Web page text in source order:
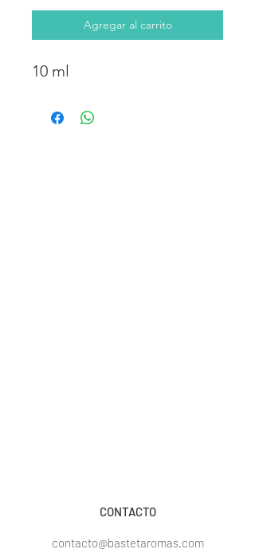
Agregar al carrito
10 ml
contacto@bastetaromas.com
CONTACTO